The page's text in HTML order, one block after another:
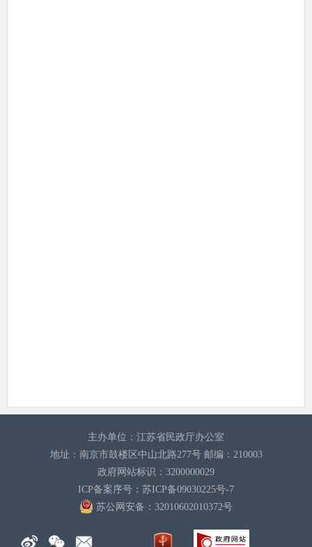
主办单位：江苏省民政厅办公室
地址：南京市鼓楼区中山北路277号 邮编：210003
政府网站标识：3200000029
ICP备案序号：苏ICP备09030225号-7
苏公网安备：32010602010372号